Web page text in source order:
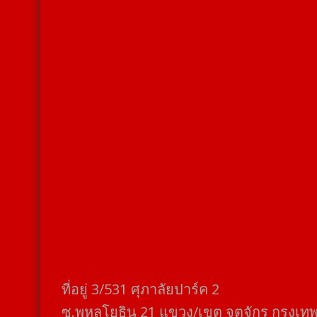
ที่อยู่​ 3/531​ ศุภาลัยปาร์ค​ 2
ซ.พหลโยธิน​ 21​ แขวง/เขต​ จตุจักร​ กรุงเท